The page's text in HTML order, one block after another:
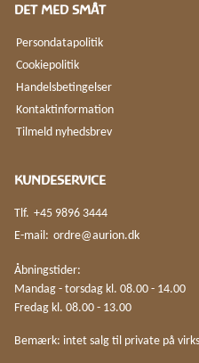
DET MED SMÅT
Persondatapolitik
Cookiepolitik
Handelsbetingelser
Kontaktinformation
Tilmeld nyhedsbrev
KUNDESERVICE
Tlf. +45 9896 3444
E-mail: ordre@aurion.dk
Åbningstider:
Mandag - torsdag kl. 08.00 - 14.00
Fredag kl. 08.00 - 13.00
Bemærk: intet salg til private på